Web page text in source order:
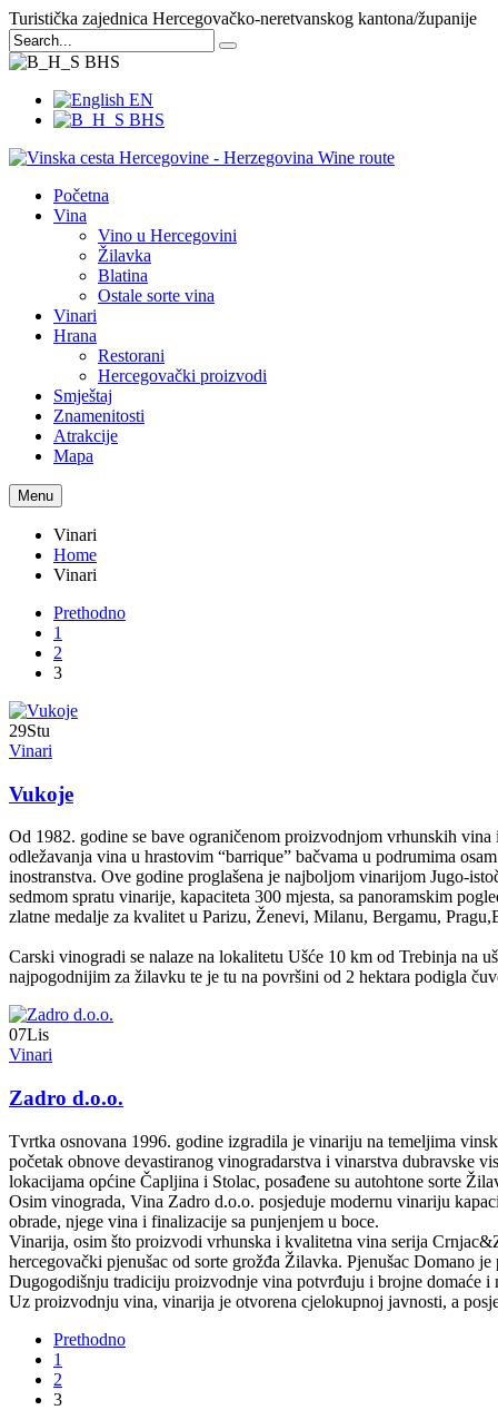
Turistička zajednica Hercegovačko-neretvanskog kantona/županije
BHS
EN
BHS
Početna
Vina
Vino u Hercegovini
Žilavka
Blatina
Ostale sorte vina
Vinari
Hrana
Restorani
Hercegovački proizvodi
Smještaj
Znamenitosti
Atrakcije
Mapa
Menu
Vinari
Home
Vinari
Prethodno
1
2
3
29Stu
Vinari
Vukoje
Od 1982. godine se bave ograničenom proizvodnjom vrhunskih
odležavanja vina u hrastovim “barrique” bačvama u podrumima
inostranstva. Ove godine proglašena je najboljom vinarijom Jugo-
sedmom spratu vinarije, kapaciteta 300 mjesta, sa panoramskim
zlatne medalje za kvalitet u Parizu, Ženevi, Milanu, Bergamu,
Carski vinogradi se nalaze na lokalitetu Ušće 10 km od Trebinja na
najpogodnijim za žilavku te je tu na površini od 2 hektara podigla
07Lis
Vinari
Zadro d.o.o.
Tvrtka osnovana 1996. godine izgradila je vinariju na temeljima
početak obnove devastiranog vinogradarstva i vinarstva dubravske
lokacijama općine Čapljina i Stolac, posađene su autohtone sorte
Osim vinograda, Vina Zadro d.o.o. posjeduje modernu vinariju
obrade, njege vina i finalizacije sa punjenjem u boce.
Vinarija, osim što proizvodi vrhunska i kvalitetna vina serija
hercegovački pjenušac od sorte grožđa Žilavka. Pjenušac Domano
Dugogodišnju tradiciju proizvodnje vina potvrđuju i brojne domaće i
Uz proizvodnju vina, vinarija je otvorena cjelokupnoj javnosti, a
Prethodno
1
2
3